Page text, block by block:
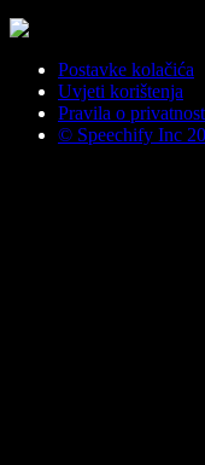
Postavke kolačića
Uvjeti korištenja
Pravila o
© Speechify Inc